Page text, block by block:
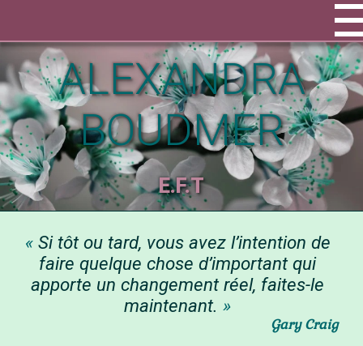
ALEXANDRA
BOUDMER
E.F.T
Si tôt ou tard, vous avez l’intention de
faire quelque chose d’important qui
apporte un changement réel, faites-le
maintenant.
Gary Craig